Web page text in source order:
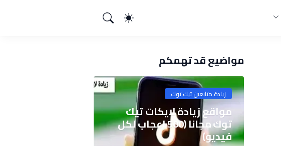
مواضيع قد تهمكم
زيادة متابعين تيك توك
مواقع زيادة لايكات تيك
توك مجانا (500 اعجاب لكل
فيديو)